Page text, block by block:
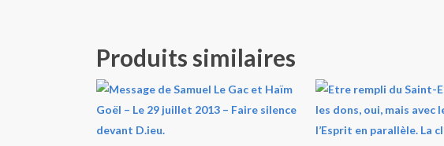
Produits similaires